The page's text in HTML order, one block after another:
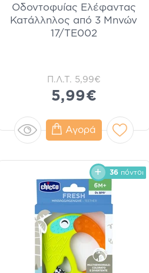
Οδοντοφυίας Ελέφαντας
Κατάλληλος από 3 Μηνών
17/TE002
Π.Λ.Τ. 5,99€
5,99€
Αγορά
36πόντοι